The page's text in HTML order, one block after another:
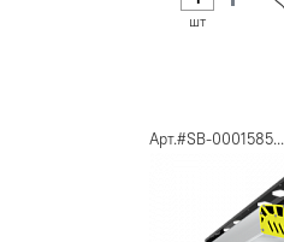
шт
Арт.#SB-0001585...